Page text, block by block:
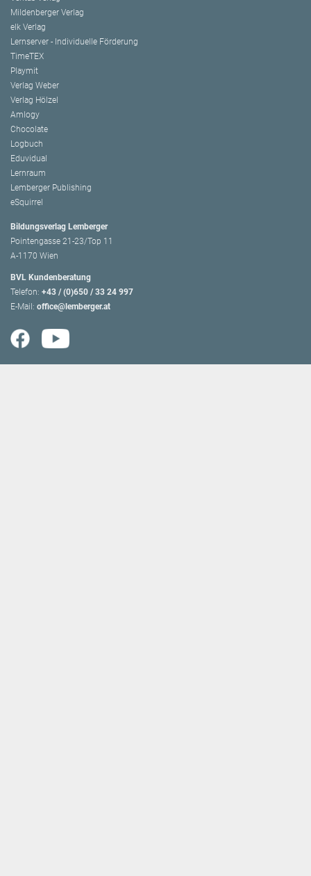
Mildenberger Verlag
elk Verlag
Lernserver - Individuelle Förderung
TimeTEX
Playmit
Verlag Weber
Verlag Hölzel
Amlogy
Chocolate
Logbuch
Eduvidual
Lernraum
Lemberger Publishing
eSquirrel
Bildungsverlag Lemberger
Pointengasse 21-23/Top 11
A-1170 Wien
BVL Kundenberatung
Telefon: +43 / (0)650 / 33 24 997
E-Mail: office@lemberger.at